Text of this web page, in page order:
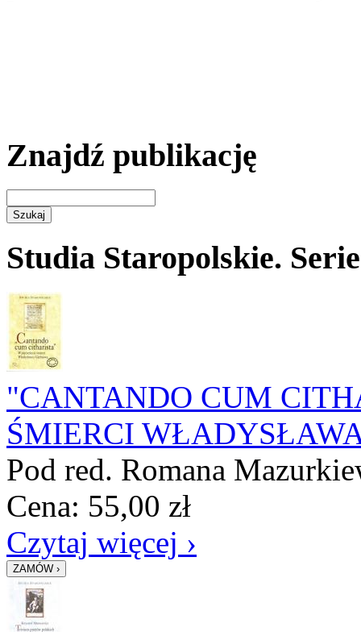
Znajdź publikację
Studia Staropolskie.
"CANTANDO CUM
ŚMIERCI
Pod red. Romana
Cena: 55,00 zł
Czytaj więcej ›